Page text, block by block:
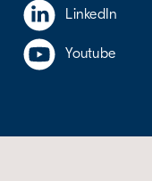
LinkedIn
Youtube